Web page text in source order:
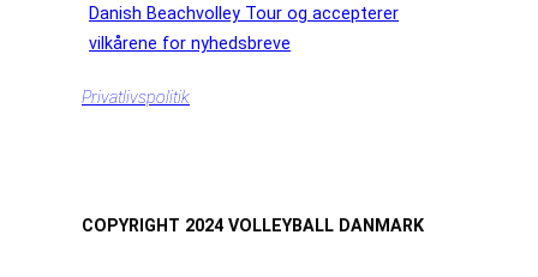
Danish Beachvolley Tour og accepterer
vilkårene for nyhedsbreve
Privatlivspolitik
COPYRIGHT 2024 VOLLEYBALL DANMARK